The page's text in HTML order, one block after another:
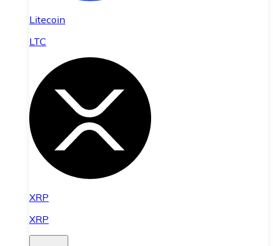
Litecoin
LTC
XRP
XRP